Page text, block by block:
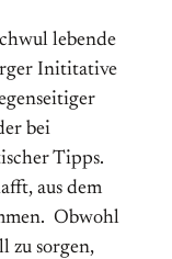
lebende
Inititative
bei
Tipps.
aus dem
Obwohl
zu sorgen,